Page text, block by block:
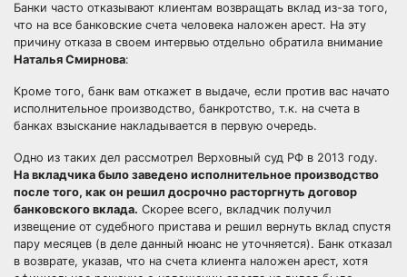
Банки часто отказывают клиентам возвращать вклад из-за того,
что на все банковские счета человека наложен арест. На эту
причину отказа в своем интервью отдельно обратила внимание
Наталья Смирнова:
Кроме того, банк вам откажет в выдаче, если против вас начато
исполнительное производство, банкротство, т.к. на счета в
банках взыскание накладывается в первую очередь.
Одно из таких дел рассмотрел Верховный суд РФ в 2013 году.
На вкладчика было заведено исполнительное производство
после того, как он решил досрочно расторгнуть договор
банковского вклада. Скорее всего, вкладчик получил
извещение от судебного пристава и решил вернуть вклад спустя
пару месяцев (в деле данный нюанс не уточняется). Банк отказал
в возврате, указав, что на счета клиента наложен арест, хотя